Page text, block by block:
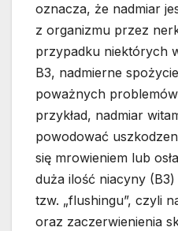
oznacza, że nadmiar
z organizmu przez
przypadku niektórych
B3, nadmierne
poważnych
przykład, nadmiar
powodować
się mrowieniem lub
duża ilość niacyny
tzw. „flushingu”, czyli
oraz zaczerwienienia